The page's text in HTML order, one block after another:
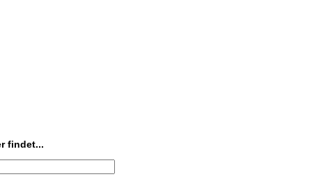
findet...